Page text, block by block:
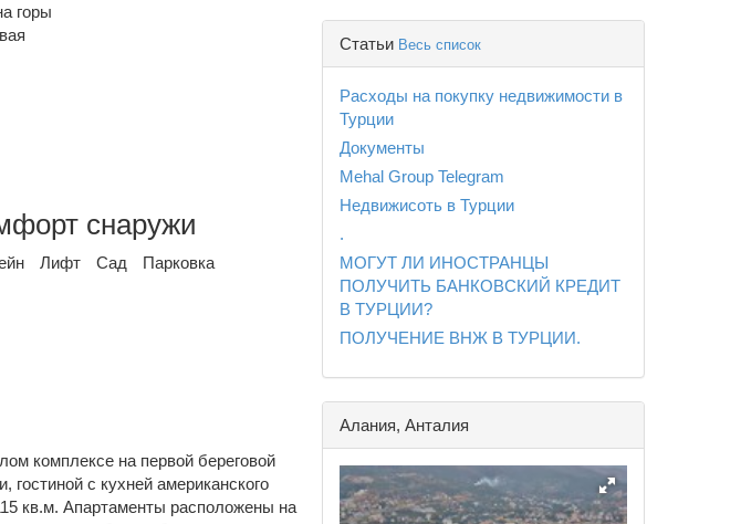
горы
снаружи
Лифт Сад Парковка
комплексе на первой береговой
с кухней американского
кв.м. Апартаменты расположены на
Статьи Весь список
Расходы на покупку недвижимости в
Турции
Документы
Mehal Group Telegram
Недвижисоть в Турции
.
МОГУТ ЛИ ИНОСТРАНЦЫ
ПОЛУЧИТЬ БАНКОВСКИЙ КРЕДИТ
В ТУРЦИИ?
ПОЛУЧЕНИЕ ВНЖ В ТУРЦИИ.
Алания, Анталия